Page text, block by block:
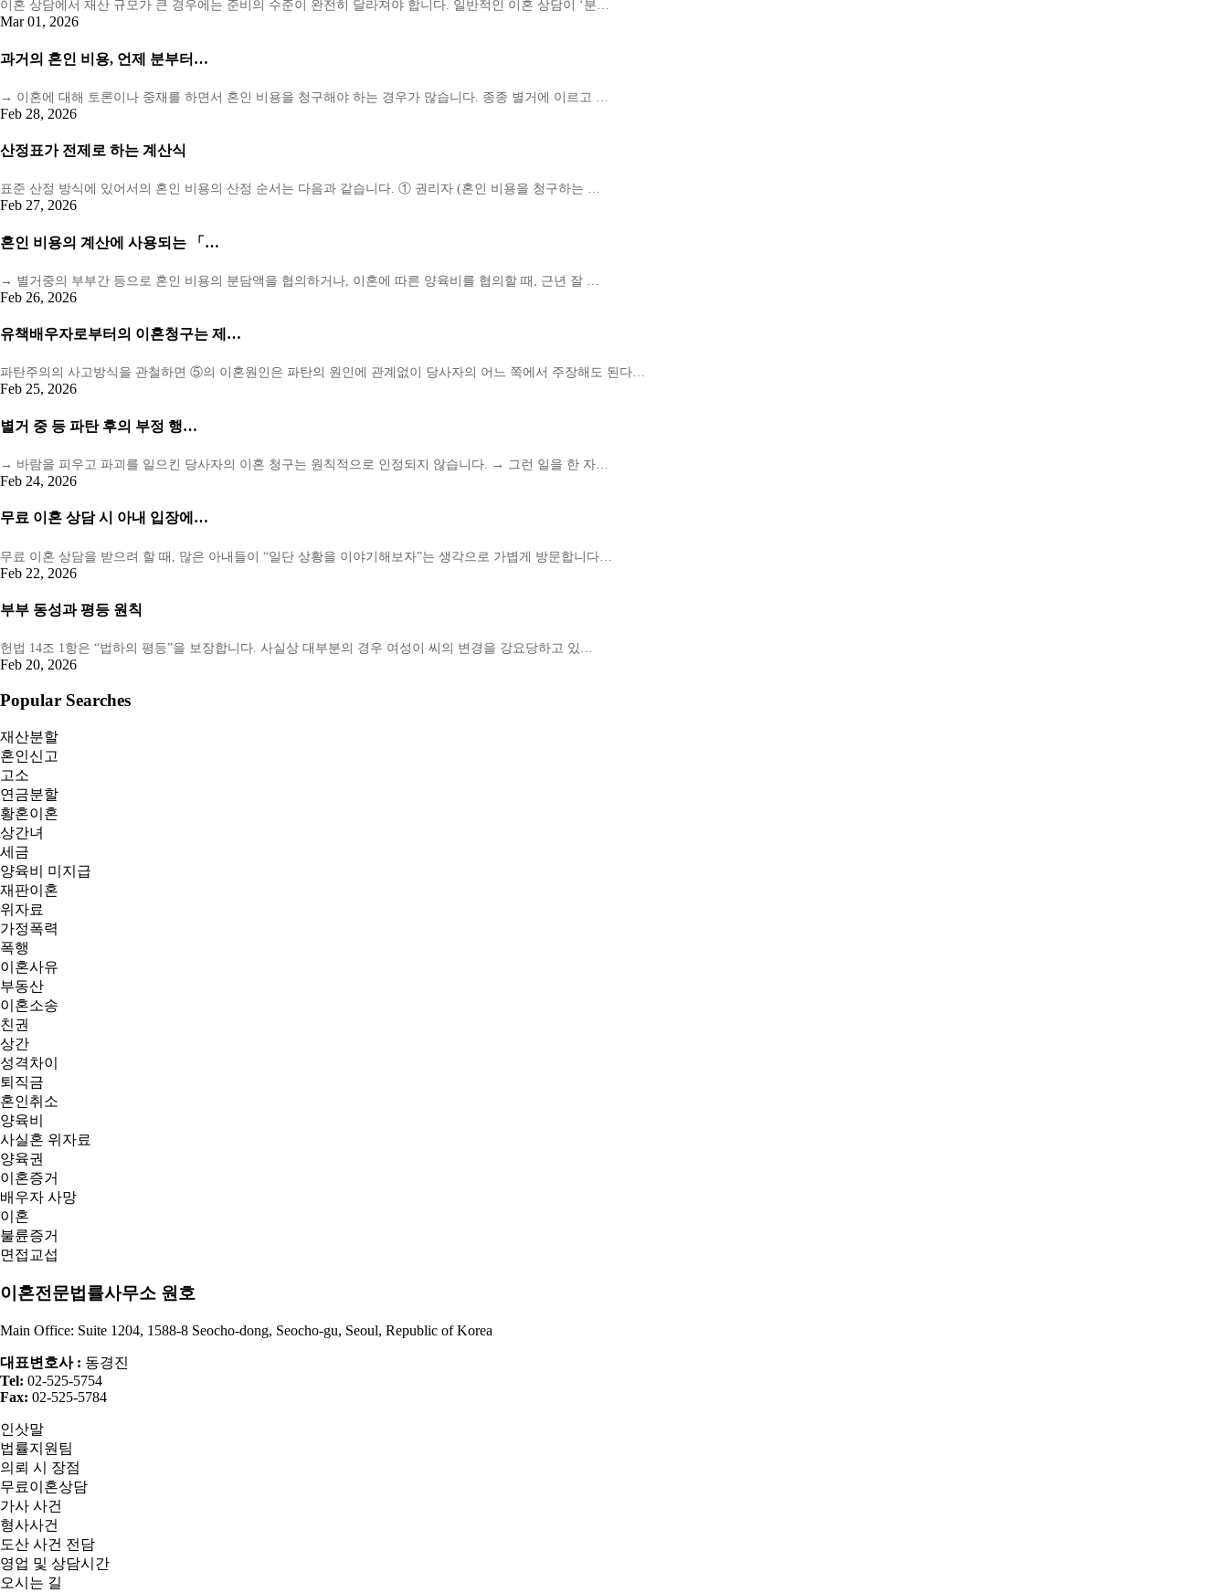
이혼 상담에서 재산 규모가 큰 경우에는 준비의 수준이 완전히 달라져야 합니다. 일반적인 이혼 상담이 ‘분…
Mar 01, 2026
과거의 혼인 비용, 언제 분부터…
→ 이혼에 대해 토론이나 중재를 하면서 혼인 비용을 청구해야 하는 경우가 많습니다. 종종 별거에 이르고 …
Feb 28, 2026
산정표가 전제로 하는 계산식
표준 산정 방식에 있어서의 혼인 비용의 산정 순서는 다음과 같습니다. ① 권리자 (혼인 비용을 청구하는 …
Feb 27, 2026
혼인 비용의 계산에 사용되는 「…
→ 별거중의 부부간 등으로 혼인 비용의 분담액을 협의하거나, 이혼에 따른 양육비를 협의할 때, 근년 잘 …
Feb 26, 2026
유책배우자로부터의 이혼청구는 제…
파탄주의의 사고방식을 관철하면 ⑤의 이혼원인은 파탄의 원인에 관계없이 당사자의 어느 쪽에서 주장해도 된다…
Feb 25, 2026
별거 중 등 파탄 후의 부정 행…
→ 바람을 피우고 파괴를 일으킨 당사자의 이혼 청구는 원칙적으로 인정되지 않습니다. → 그런 일을 한 자…
Feb 24, 2026
무료 이혼 상담 시 아내 입장에…
무료 이혼 상담을 받으려 할 때, 많은 아내들이 “일단 상황을 이야기해보자”는 생각으로 가볍게 방문합니다…
Feb 22, 2026
부부 동성과 평등 원칙
헌법 14조 1항은 “법하의 평등”을 보장합니다. 사실상 대부분의 경우 여성이 씨의 변경을 강요당하고 있…
Feb 20, 2026
Popular Searches
재산분할
혼인신고
고소
연금분할
황혼이혼
상간녀
세금
양육비 미지급
재판이혼
위자료
가정폭력
폭행
이혼사유
부동산
이혼소송
친권
상간
성격차이
퇴직금
혼인취소
양육비
사실혼 위자료
양육권
이혼증거
배우자 사망
이혼
불륜증거
면접교섭
이혼전문법률사무소 원호
Main Office: Suite 1204, 1588-8 Seocho-dong, Seocho-gu, Seoul, Republic of Korea
대표변호사 : 동경진
Tel: 02-525-5754
Fax: 02-525-5784
인삿말
법률지원팀
의뢰 시 장점
무료이혼상담
가사 사건
형사사건
도산 사건 전담
영업 및 상담시간
오시는 길